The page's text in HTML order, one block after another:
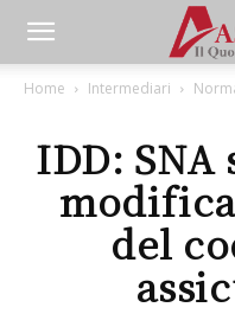
Home Intermediari
IDD:
modifica
del